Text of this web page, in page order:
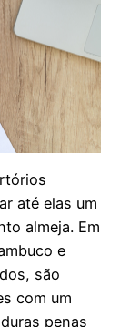
até elas um
almeja. Em
e
são
com um
penas